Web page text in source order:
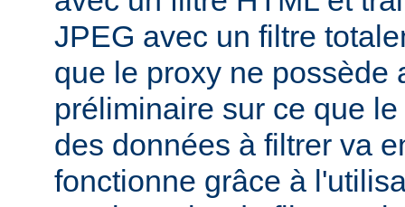
JPEG avec un filtre
que le proxy ne possède
préliminaire sur ce que
des données à filtrer va
fonctionne grâce à